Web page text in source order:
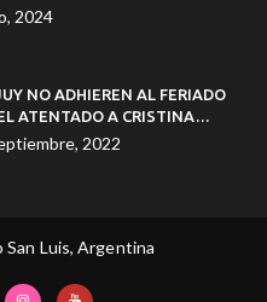
2024
NO ADHIEREN AL FERIADO
ATENTADO A CRISTINA
2022
Luis, Argentina